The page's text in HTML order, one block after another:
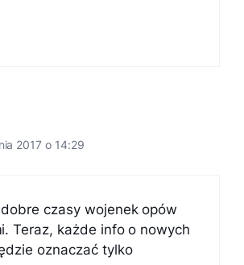
2017 o 14:29
czasy wojenek opów
Teraz, każde info o nowych
oznaczać tylko